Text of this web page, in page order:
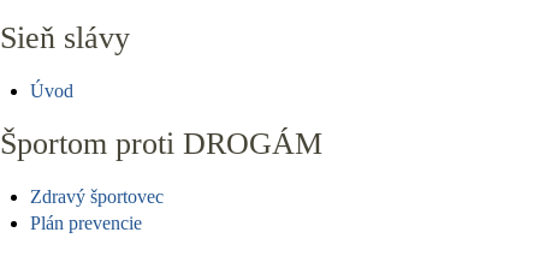
Sieň slávy
Úvod
Športom proti DROGÁM
Zdravý športovec
Plán prevencie